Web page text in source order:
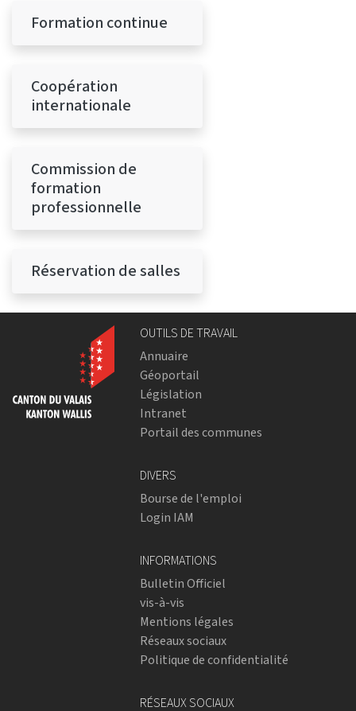
Formation continue
Coopération
internationale
Commission de
formation
professionnelle
Réservation de salles
OUTILS DE TRAVAIL
Annuaire
Géoportail
Législation
Intranet
Portail des communes
DIVERS
Bourse de l'emploi
Login IAM
INFORMATIONS
Bulletin Officiel
vis-à-vis
Mentions légales
Réseaux sociaux
Politique de confidentialité
RÉSEAUX SOCIAUX